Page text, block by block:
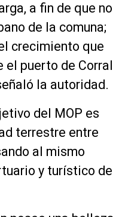
a fin de que no
de la comuna;
crecimiento que
el puerto de Corral
la autoridad.
del MOP es
terrestre entre
al mismo
y turístico de